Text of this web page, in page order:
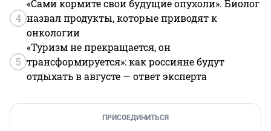
4
«Сами кормите свои будущие опухоли». Биолог
назвал продукты, которые приводят к
онкологии
5
«Туризм не прекращается, он
трансформируется»: как россияне будут
отдыхать в августе — ответ эксперта
ПРИСОЕДИНИТЬСЯ